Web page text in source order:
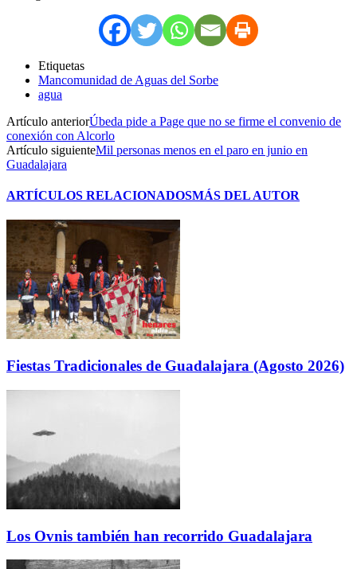
Etiquetas
Mancomunidad de Aguas del Sorbe
agua
Artículo anteriorÚbeda pide a Page que no se firme el convenio de
conexión con Alcorlo
Artículo siguienteMil personas menos en el paro en junio en
Guadalajara
ARTÍCULOS RELACIONADOSMÁS DEL AUTOR
Fiestas Tradicionales de Guadalajara (Agosto 2026)
Los Ovnis también han recorrido Guadalajara